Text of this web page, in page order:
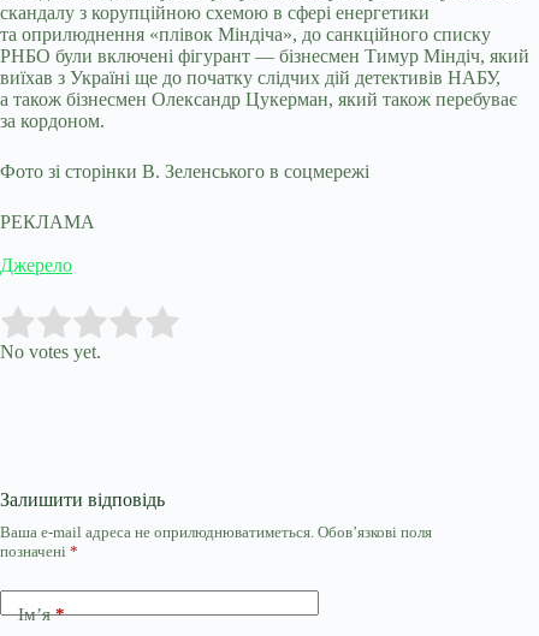
скандалу з корупційною схемою в сфері енергетики
та оприлюднення «плівок Міндіча», до санкційного списку
РНБО були включені фігурант — бізнесмен Тимур Міндіч, який
виїхав з Україні ще до початку слідчих дій детективів НАБУ,
а також бізнесмен Олександр Цукерман, який також перебуває
за кордоном.
Фото зі сторінки В. Зеленського в соцмережі
РЕКЛАМА
Джерело
Rate this item:
No votes yet.
Залишити відповідь
Ваша e-mail адреса не оприлюднюватиметься. Обов’язкові поля
позначені *
Ім’я*